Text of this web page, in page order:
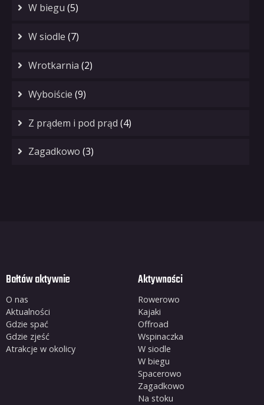
W biegu (5)
W siodle (7)
Wrotkarnia (2)
Wyboiście (9)
Z prądem i pod prąd (4)
Zagadkowo (3)
Bałtów aktywnie
O nas
Aktualności
Gdzie spać
Gdzie zjeść
Atrakcje w okolicy
Aktywności
Rowerowo
Kajaki
Offroad
Wspinaczka
W siodle
W biegu
Spacerowo
Zagadkowo
Na stoku